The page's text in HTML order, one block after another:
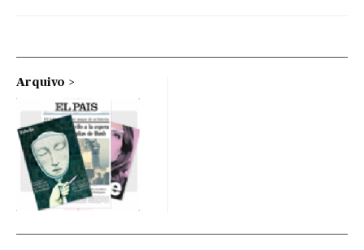
Arquivo